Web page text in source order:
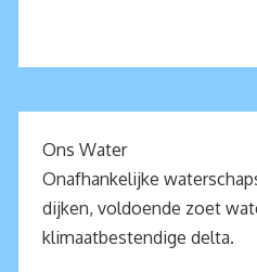
Ons Water
Onafhankelijke
dijken, voldoende zoet
klimaatbestendige delta.